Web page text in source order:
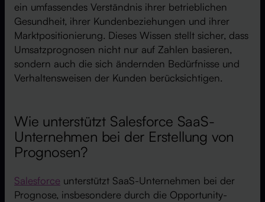
ein umfassendes Verständnis ihrer betrieblichen
Gesundheit, ihrer Kundenbeziehungen und ihrer
Marktpositionierung. Dieses Wissen stellt sicher, dass
Umsatzprognosen nicht nur auf Zahlen basieren,
sondern auch die sich ändernden Bedürfnisse und
Verhaltensweisen der Kunden berücksichtigen.
Wie unterstützt Salesforce SaaS-
Unternehmen bei der Erstellung von
Prognosen?
Salesforce unterstützt SaaS-Unternehmen bei der
Prognose, insbesondere durch die Opportunity-